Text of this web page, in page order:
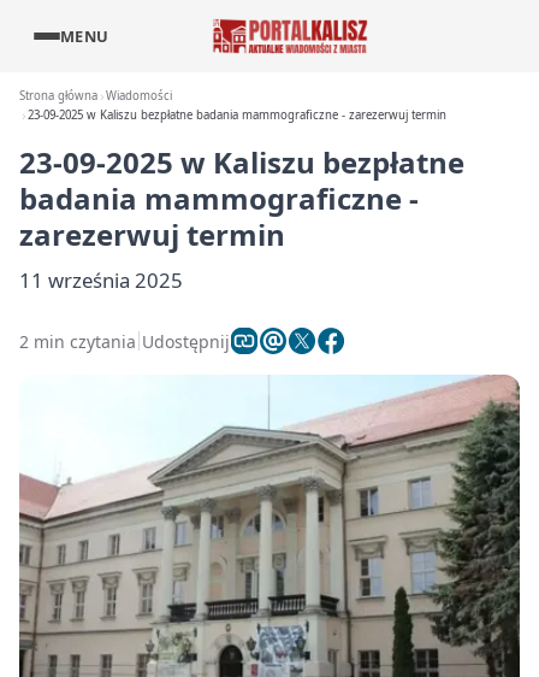
MENU
Strona główna Wiadomości
23-09-2025 w Kaliszu bezpłatne badania mammograficzne - zarezerwuj termin
23-09-2025 w Kaliszu bezpłatne
badania mammograficzne -
zarezerwuj termin
11 września 2025
2 min czytania Udostępnij